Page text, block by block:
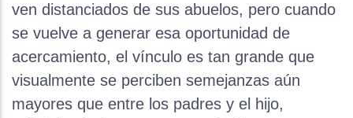
ven distanciados de sus abuelos, pero cuando
se vuelve a generar esa oportunidad de
acercamiento, el vínculo es tan grande que
visualmente se perciben semejanzas aún
mayores que entre los padres y el hijo,